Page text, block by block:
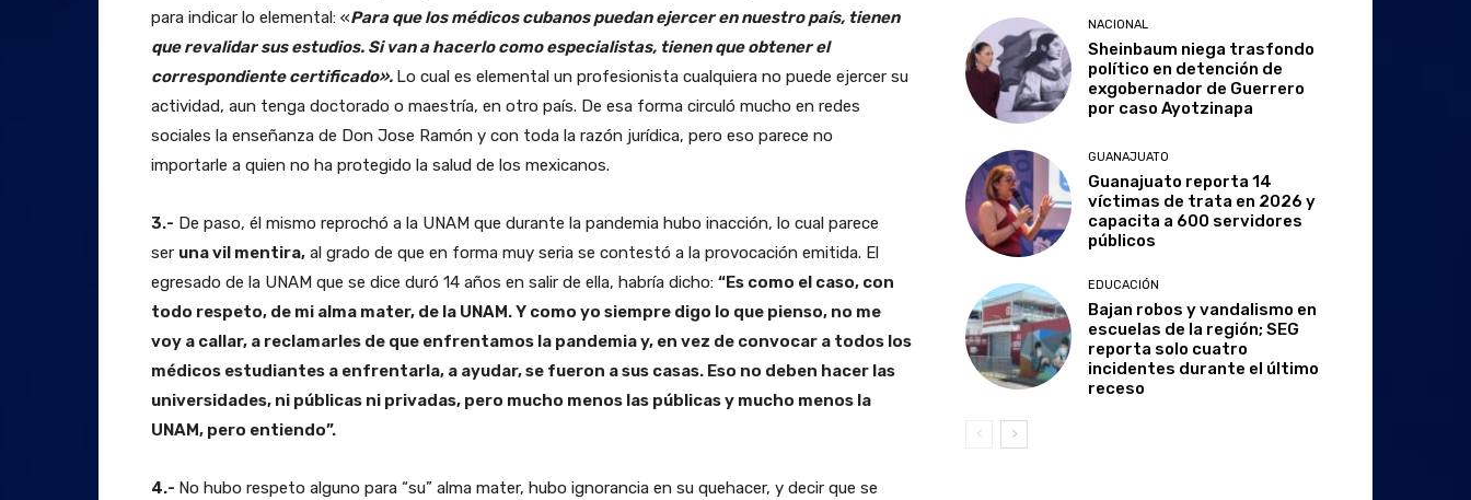
para indicar lo elemental: «Para que los médicos cubanos puedan ejercer en nuestro país, tienen
que revalidar sus estudios. Si van a hacerlo como especialistas, tienen que obtener el
correspondiente certificado». Lo cual es elemental un profesionista cualquiera no puede ejercer su
actividad, aun tenga doctorado o maestría, en otro país. De esa forma circuló mucho en redes
sociales la enseñanza de Don Jose Ramón y con toda la razón jurídica, pero eso parece no
importarle a quien no ha protegido la salud de los mexicanos.
3.- De paso, él mismo reprochó a la UNAM que durante la pandemia hubo inacción, lo cual parece
ser una vil mentira, al grado de que en forma muy seria se contestó a la provocación emitida. El
egresado de la UNAM que se dice duró 14 años en salir de ella, habría dicho: “Es como el caso, con
todo respeto, de mi alma mater, de la UNAM. Y como yo siempre digo lo que pienso, no me
voy a callar, a reclamarles de que enfrentamos la pandemia y, en vez de convocar a todos los
médicos estudiantes a enfrentarla, a ayudar, se fueron a sus casas. Eso no deben hacer las
universidades, ni públicas ni privadas, pero mucho menos las públicas y mucho menos la
UNAM, pero entiendo”.
4.- No hubo respeto alguno para “su” alma mater, hubo ignorancia en su quehacer, y decir que se
NACIONAL
Sheinbaum niega trasfondo
político en detención de
exgobernador de Guerrero
por caso Ayotzinapa
GUANAJUATO
Guanajuato reporta 14
víctimas de trata en 2026 y
capacita a 600 servidores
públicos
EDUCACIÓN
Bajan robos y vandalismo en
escuelas de la región; SEG
reporta solo cuatro
incidentes durante el último
receso